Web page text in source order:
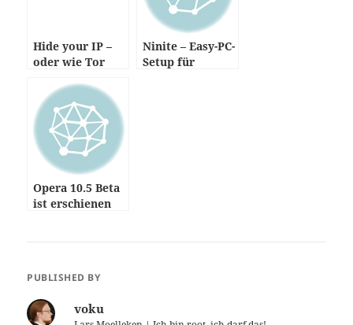
Hide your IP –
oder wie Tor
Ninite – Easy-PC-
Setup für
Opera 10.5 Beta
ist erschienen
PUBLISHED BY
voku